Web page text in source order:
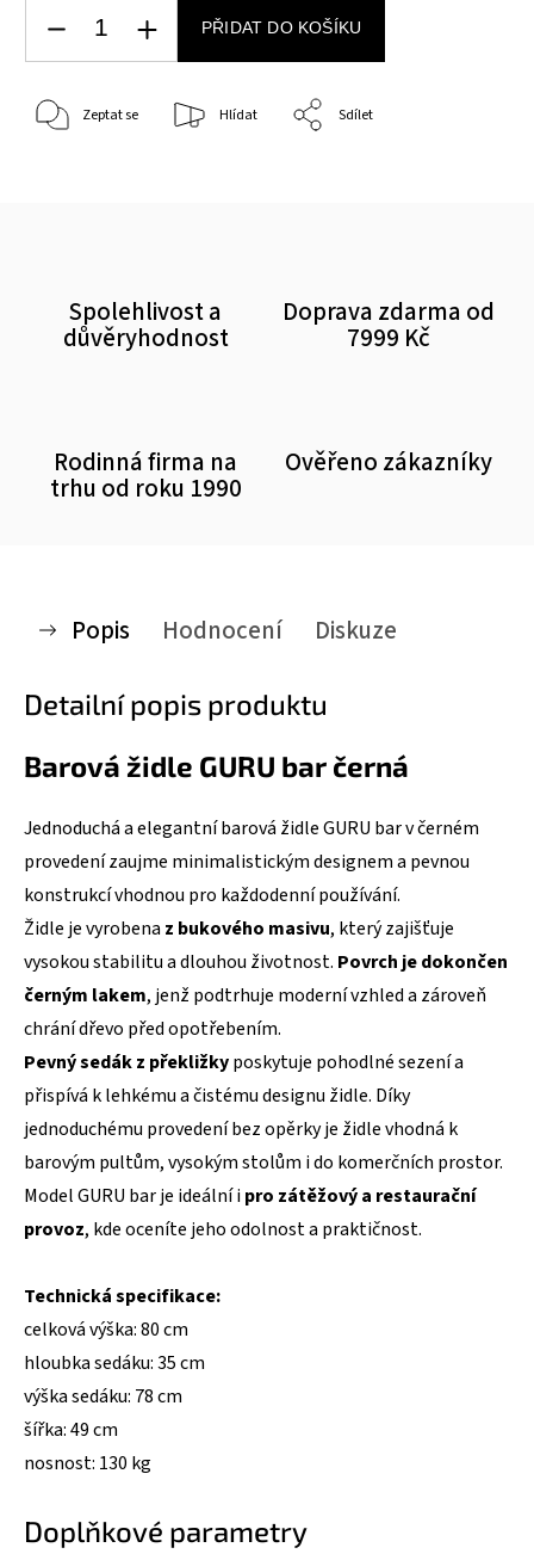
PŘIDAT DO KOŠÍKU
Zeptat se Hlídat Sdílet
Spolehlivost a
důvěryhodnost
Doprava zdarma od
7999 Kč
Rodinná firma na
trhu od roku 1990
Ověřeno zákazníky
Popis Hodnocení Diskuze
Detailní popis produktu
Barová židle GURU bar černá
Jednoduchá a elegantní barová židle GURU bar v černém
provedení zaujme minimalistickým designem a pevnou
konstrukcí vhodnou pro každodenní používání.
Židle je vyrobena z bukového masivu, který zajišťuje
vysokou stabilitu a dlouhou životnost. Povrch je dokončen
černým lakem, jenž podtrhuje moderní vzhled a zároveň
chrání dřevo před opotřebením.
Pevný sedák z překližkyposkytuje pohodlné sezení a
přispívá k lehkému a čistému designu židle. Díky
jednoduchému provedení bez opěrky je židle vhodná k
barovým pultům, vysokým stolům i do komerčních prostor.
Model GURU bar je ideální ipro zátěžový a restaurační
provoz, kde oceníte jeho odolnost a praktičnost.
Technická specifikace:
celková výška: 80 cm
hloubka sedáku: 35 cm
výška sedáku: 78 cm
šířka: 49 cm
nosnost: 130 kg
Doplňkové parametry